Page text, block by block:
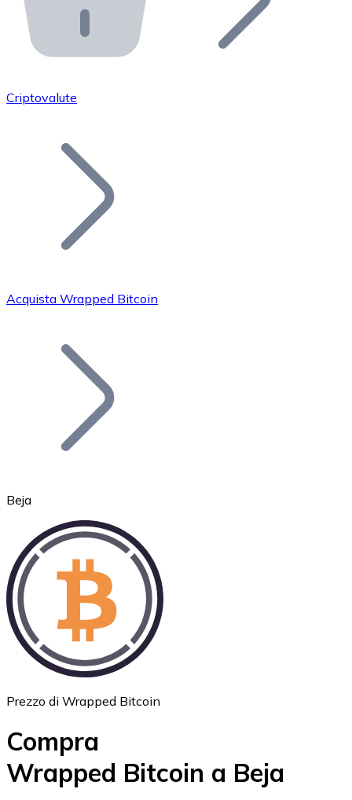
API Bitnovo
Integra la nostra API nel tuo ecosistema.
Unisciti alla nostra rete di rivenditori e
Aggiungi il token del tuo progetto al nostro servizio di
Bitcoin
Ethereum
Criptovalute
Acquista Wrapped Bitcoin
Beja
Prezzo di Wrapped Bitcoin
Compra
Wrapped Bitcoin a Beja